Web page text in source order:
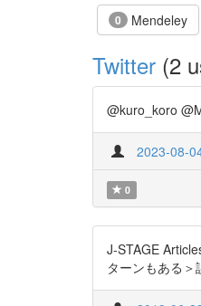
0 Mendeley
Twitter (2
@kuro_koro
2023-08-
0
J-STAGE
ターンもある